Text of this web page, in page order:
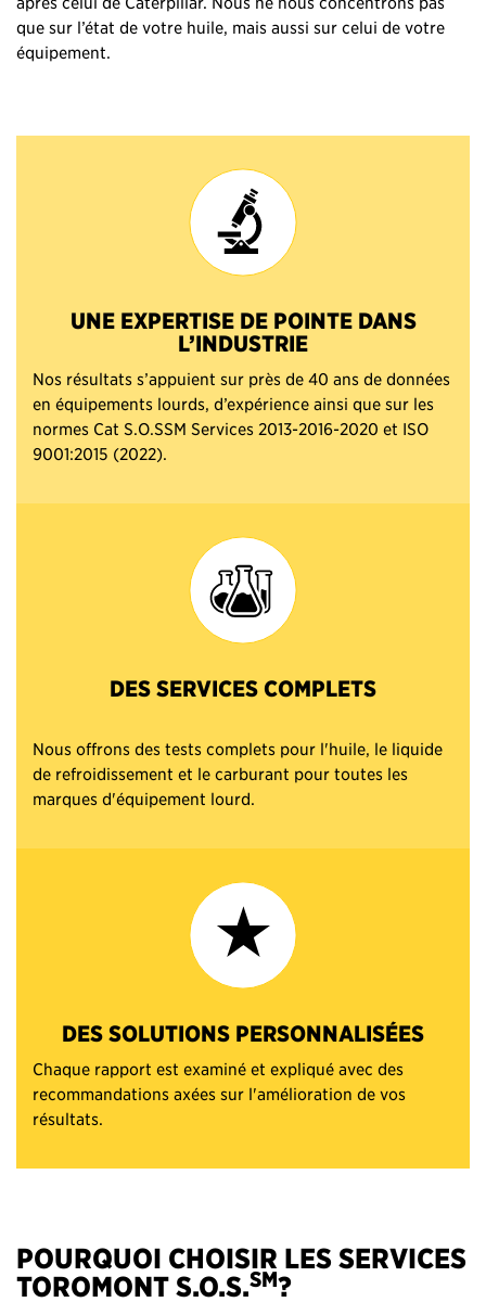
que sur l’état de votre huile, mais aussi sur celui de votre
équipement.
UNE EXPERTISE DE POINTE DANS
L’INDUSTRIE
Nos résultats s’appuient sur près de 40 ans de données
en équipements lourds, d’expérience ainsi que sur les
normes Cat S.O.SSM Services 2013-2016-2020 et ISO
9001:2015 (2022).
DES SERVICES COMPLETS
Nous offrons des tests complets pour l'huile, le liquide
de refroidissement et le carburant pour toutes les
marques d'équipement lourd.
DES SOLUTIONS PERSONNALISÉES
Chaque rapport est examiné et expliqué avec des
recommandations axées sur l'amélioration de vos
résultats.
POURQUOI CHOISIR LES SERVICES
TOROMONT S.O.S.SM?